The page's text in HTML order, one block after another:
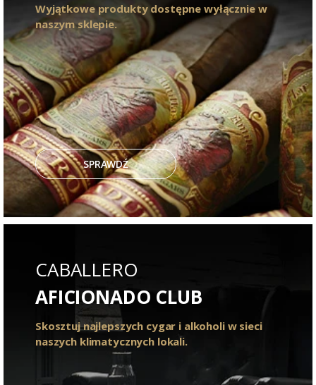
Wyjątkowe produkty dostępne wyłącznie w
naszym sklepie.
SPRAWDŹ
CABALLERO
AFICIONADO CLUB
Skosztuj najlepszych cygar i alkoholi w sieci
naszych klimatycznych lokali.